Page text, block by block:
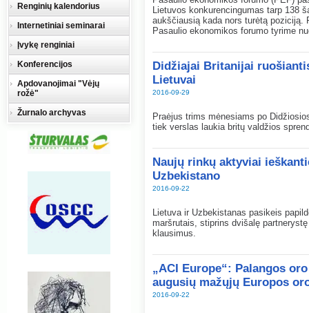
Lietuvos konkurencingumas tarp 138
aukščiausią kada nors turėtą poziciją.
Pasaulio ekonomikos forumo tyrime
Didžiajai Britanijai
Lietuvai
2016-09-29
Praėjus trims mėnesiams po
tiek verslas laukia britų valdžios
Naujų rinkų aktyviai
Uzbekistano
2016-09-22
Lietuva ir Uzbekistanas pasikeis
maršrutais, stiprins dvišalę
klausimus.
„ACI Europe“: Palangos
augusių mažųjų Europos
2016-09-22
Renginių kalendorius
Internetiniai seminarai
Įvykę renginiai
Konferencijos
Apdovanojimai "Vėjų
rožė"
Žurnalo archyvas